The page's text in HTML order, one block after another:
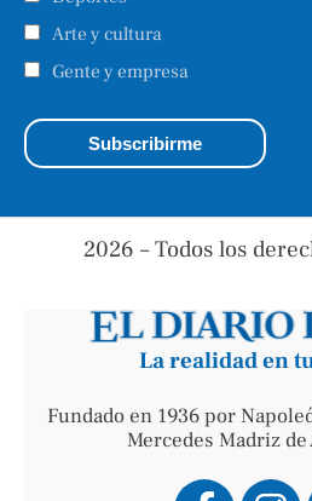
Arte y cultura
Gente y empresa
2026 – Todos los
La realidad en
Fundado en 1936 por
Mercedes Madriz